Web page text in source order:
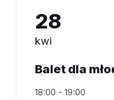
28
kwi
Balet dla
18:00 - 19:00